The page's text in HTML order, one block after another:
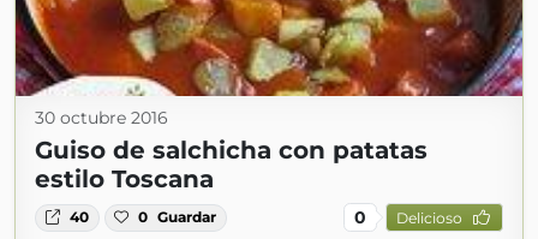
30 octubre 2016
Guiso de salchicha con patatas
estilo Toscana
40 0 Guardar 0 Delicioso